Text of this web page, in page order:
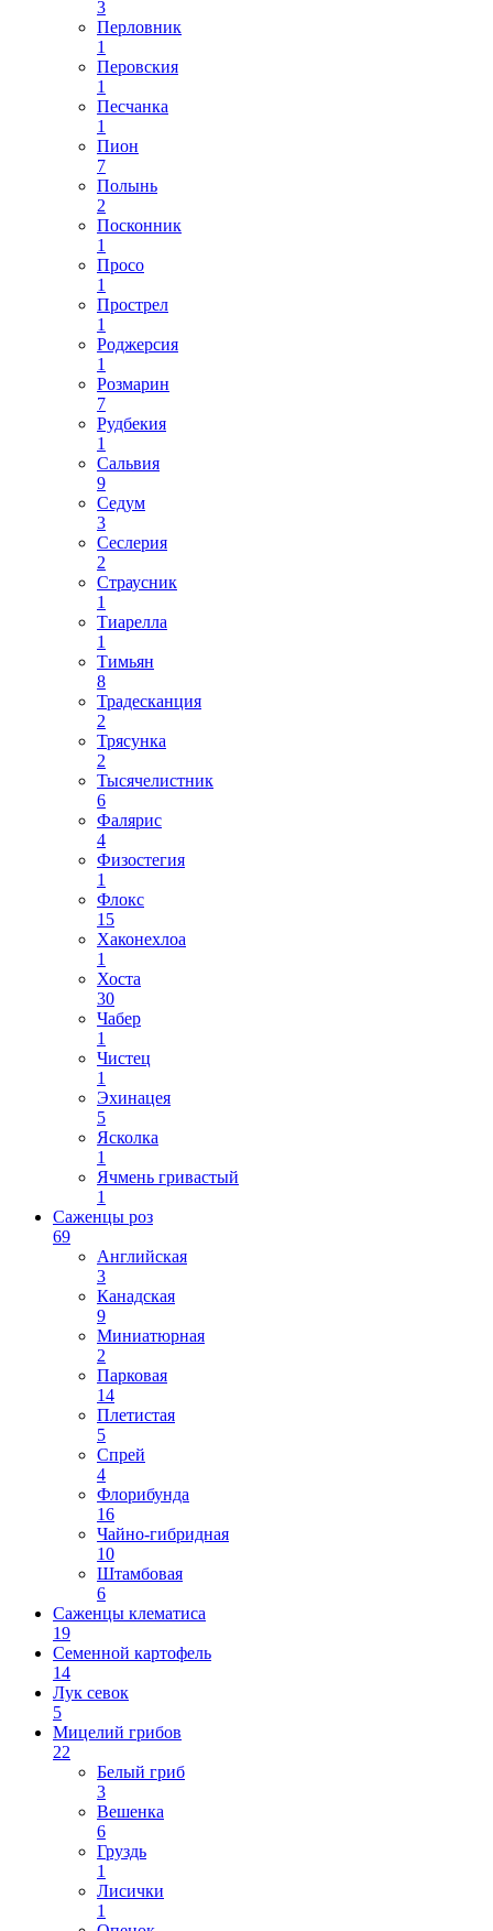
3
Перловник
1
Перовския
1
Песчанка
1
Пион
7
Полынь
2
Посконник
1
Просо
1
Прострел
1
Роджерсия
1
Розмарин
7
Рудбекия
1
Сальвия
9
Седум
3
Сеслерия
2
Страусник
1
Тиарелла
1
Тимьян
8
Традесканция
2
Трясунка
2
Тысячелистник
6
Фалярис
4
Физостегия
1
Флокс
15
Хаконехлоа
1
Хоста
30
Чабер
1
Чистец
1
Эхинацея
5
Ясколка
1
Ячмень гривастый
1
Саженцы роз
69
Английская
3
Канадская
9
Миниатюрная
2
Парковая
14
Плетистая
5
Спрей
4
Флорибунда
16
Чайно-гибридная
10
Штамбовая
6
Саженцы клематиса
19
Семенной картофель
14
Лук севок
5
Мицелий грибов
22
Белый гриб
3
Вешенка
6
Груздь
1
Лисички
1